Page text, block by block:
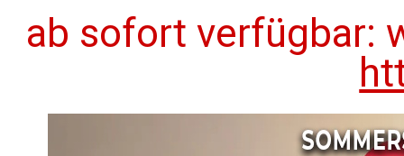
ab sofort verfügbar: